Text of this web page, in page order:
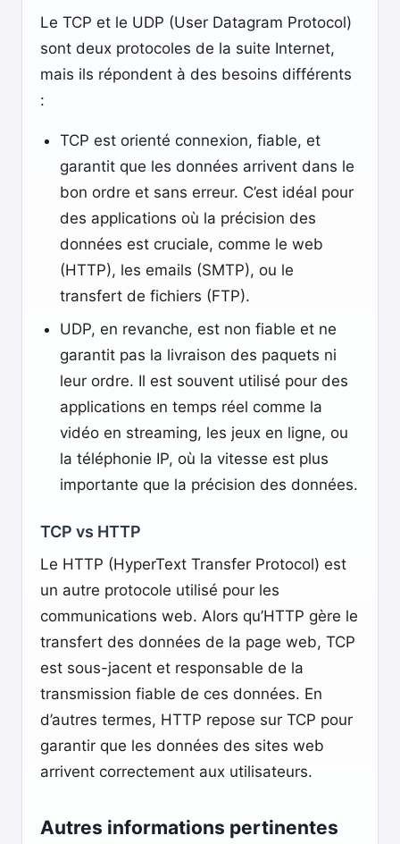
Le TCP et le UDP (User Datagram Protocol)
sont deux protocoles de la suite Internet,
mais ils répondent à des besoins différents
:
TCP est orienté connexion, fiable, et
garantit que les données arrivent dans le
bon ordre et sans erreur. C’est idéal pour
des applications où la précision des
données est cruciale, comme le web
(HTTP), les emails (SMTP), ou le
transfert de fichiers (FTP).
UDP, en revanche, est non fiable et ne
garantit pas la livraison des paquets ni
leur ordre. Il est souvent utilisé pour des
applications en temps réel comme la
vidéo en streaming, les jeux en ligne, ou
la téléphonie IP, où la vitesse est plus
importante que la précision des données.
TCP vs HTTP
Le HTTP (HyperText Transfer Protocol) est
un autre protocole utilisé pour les
communications web. Alors qu’HTTP gère le
transfert des données de la page web, TCP
est sous-jacent et responsable de la
transmission fiable de ces données. En
d’autres termes, HTTP repose sur TCP pour
garantir que les données des sites web
arrivent correctement aux utilisateurs.
Autres informations pertinentes